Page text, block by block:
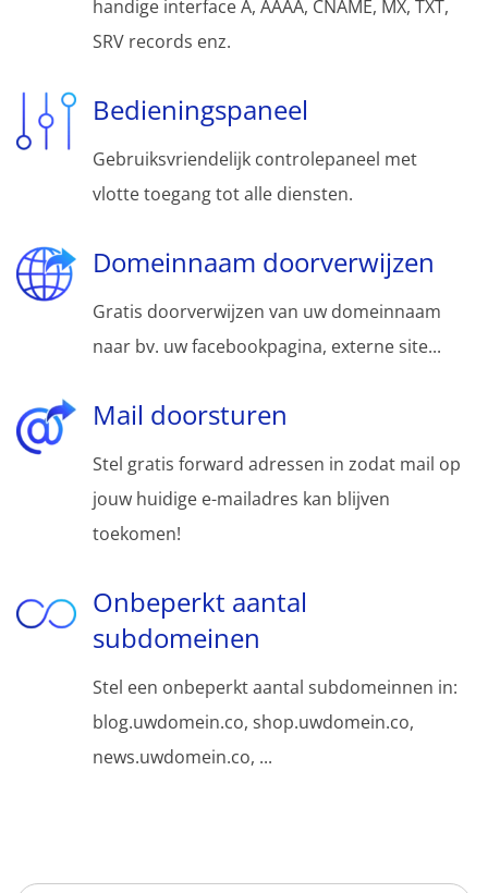
handige interface A, AAAA, CNAME, MX, TXT,
SRV records enz.
Bedieningspaneel
Gebruiksvriendelijk controlepaneel met
vlotte toegang tot alle diensten.
Domeinnaam doorverwijzen
Gratis doorverwijzen van uw domeinnaam
naar bv. uw facebookpagina, externe site...
Mail doorsturen
Stel gratis forward adressen in zodat mail op
jouw huidige e-mailadres kan blijven
toekomen!
Onbeperkt aantal
subdomeinen
Stel een onbeperkt aantal subdomeinnen in:
blog.uwdomein.co, shop.uwdomein.co,
news.uwdomein.co, ...